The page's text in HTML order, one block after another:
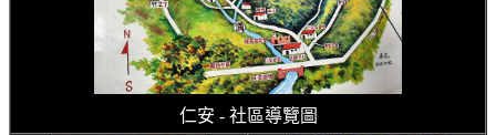
仁安 - 社區導覽圖